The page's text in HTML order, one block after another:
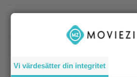
DC
– ”The Dark Knight” på plats 3
läste manus till ”The Odyssey”
Vi värdesätter din integritet